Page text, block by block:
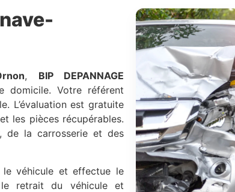
, BIP DEPANNAGE
domicile. Votre référent
L’évaluation est gratuite
les pièces récupérables.
de la carrosserie et des
véhicule et effectue le
retrait du véhicule et